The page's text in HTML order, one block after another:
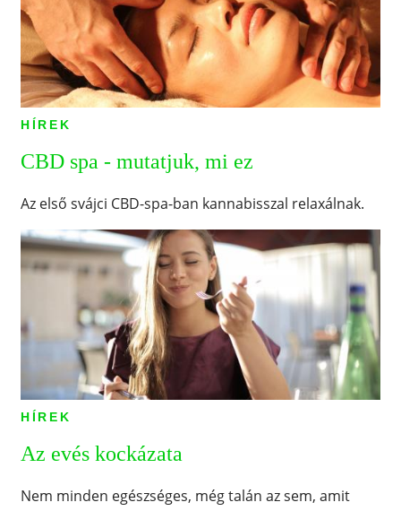
HÍREK
CBD spa - mutatjuk, mi ez
Az első svájci CBD-spa-ban kannabisszal relaxálnak.
HÍREK
Az evés kockázata
Nem minden egészséges, még talán az sem, amit